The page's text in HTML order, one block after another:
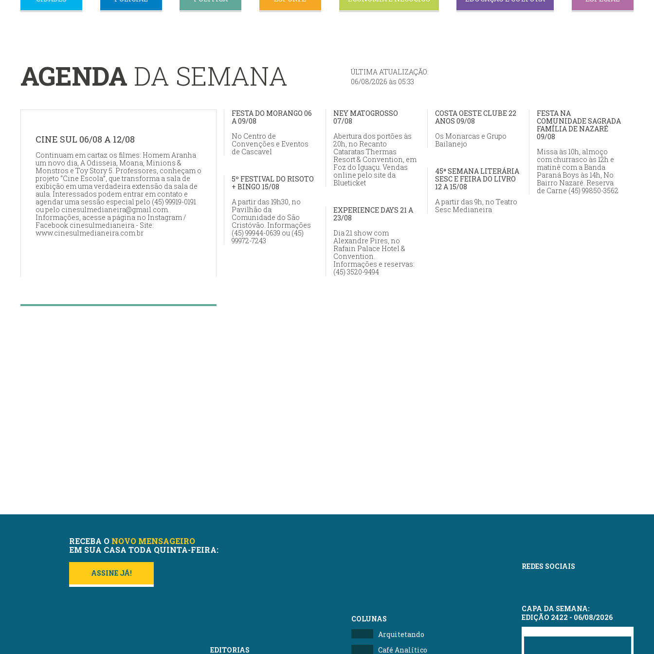
AGENDA DA SEMANA
ÚLTIMA ATUALIZAÇÃO:
06/08/2026 às 05:33
CINE SUL 06/08 A 12/08
Continuam em cartaz os filmes: Homem Aranha
um novo dia, A Odisseia, Moana, Minions &
Monstros e Toy Story 5. Professores, conheçam o
projeto “Cine Escola”, que transforma a sala de
exibição em uma verdadeira extensão da sala de
aula. Interessados podem entrar em contato e
agendar uma sessão especial pelo (45) 99919-0191
ou pelo cinesulmedianeira@gmail.com.
Informações, acesse a página no Instagram /
Facebook cinesulmedianeira - Site:
www.cinesulmedianeira.com.br
FESTA DO MORANGO 06
A 09/08
No Centro de
Convenções e Eventos
de Cascavel
NEY MATOGROSSO
07/08
Abertura dos portões às
20h, no Recanto
Cataratas Thermas
Resort & Convention, em
Foz do Iguaçu. Vendas
online pelo site da
Blueticket
COSTA OESTE CLUBE 22
ANOS 09/08
Os Monarcas e Grupo
Bailanejo
FESTA NA
COMUNIDADE SAGRADA
FAMÍLIA DE NAZARÉ
09/08
Missa às 10h, almoço
com churrasco às 12h e
matinê com a Banda
Paraná Boys às 14h, No
Bairro Nazaré. Reserva
de Carne (45) 99850-3562
45ª SEMANA LITERÁRIA
SESC E FEIRA DO LIVRO
12 A 15/08
A partir das 9h, no Teatro
Sesc Medianeira
5º FESTIVAL DO RISOTO
+ BINGO 15/08
A partir das 19h30, no
Pavilhão da
Comunidade do São
Cristóvão. Informações
(45) 99944-0639 ou (45)
99972-7243
EXPERIENCE DAYS 21 A
23/08
Dia 21 show com
Alexandre Pires, no
Rafain Palace Hotel &
Convention.
Informações e reservas:
(45) 3520-9494
RECEBA O NOVO MENSAGEIRO
EM SUA CASA TODA QUINTA-FEIRA:
ASSINE JÁ!
EDITORIAS
COLUNAS
Arquitetando
Café Analítico
REDES SOCIAIS
CAPA DA SEMANA:
EDIÇÃO 2422 - 06/08/2026